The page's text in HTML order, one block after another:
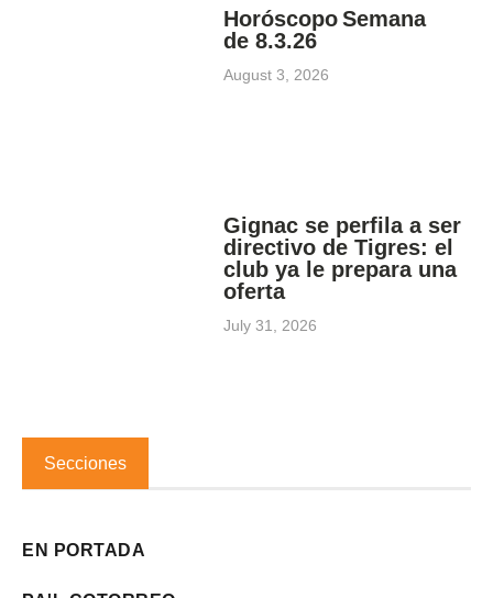
Horóscopo Semana
de 8.3.26
August 3, 2026
Gignac se perfila a ser
directivo de Tigres: el
club ya le prepara una
oferta
July 31, 2026
Secciones
EN PORTADA